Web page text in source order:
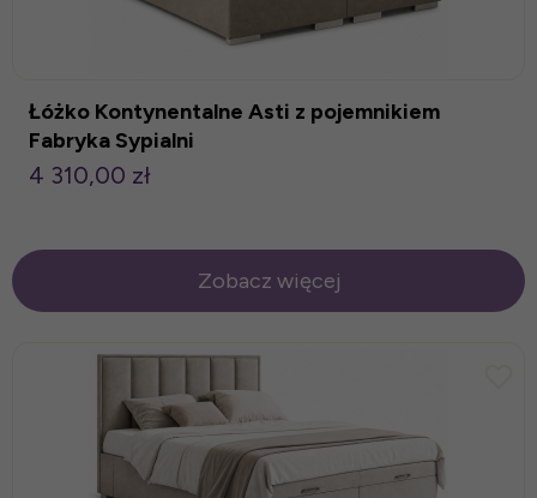
Łóżko Kontynentalne Asti z pojemnikiem
Fabryka Sypialni
4 310,00 zł
Zobacz więcej